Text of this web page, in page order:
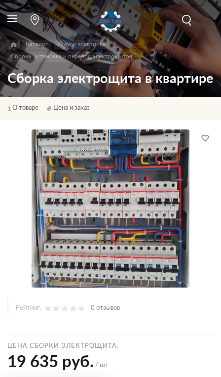
Каталог Услуги электрика
Сборка, установка и перенос электрощитов
Сборка электрощита в квартире
О товаре Цена и заказ
Рейтинг: 0 отзывов
ЦЕНА СБОРКИ ЭЛЕКТРОЩИТА:
19 635 руб. / шт